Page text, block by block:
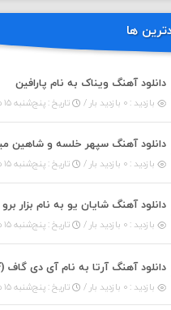
ها
دانلود آهنگ ویناک به نام پارافین
بازدید : ۰ بازدید بار / تاریخ : پنج‌شنبه ۱۵ مرداد ۱۴۰۵
بازدید : ۰ بازدید بار / تاریخ : پنج‌شنبه ۱۵ مرداد ۱۴۰۵
دانلود آهنگ شایان یو به نام بزار برو
بازدید : ۰ بازدید بار / تاریخ : پنج‌شنبه ۱۵ مرداد ۱۴۰۵
بازدید : ۰ بازدید بار / تاریخ : پنج‌شنبه ۱۵ مرداد ۱۴۰۵